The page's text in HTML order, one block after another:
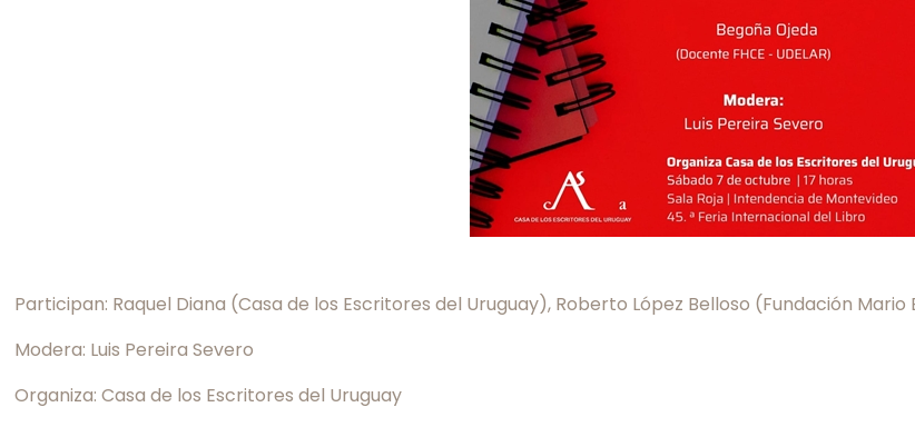
Participan: Raquel Diana (Casa de los Escritores del Uruguay), Roberto López Belloso (Fundación
Modera: Luis Pereira Severo
Organiza: Casa de los Escritores del Uruguay